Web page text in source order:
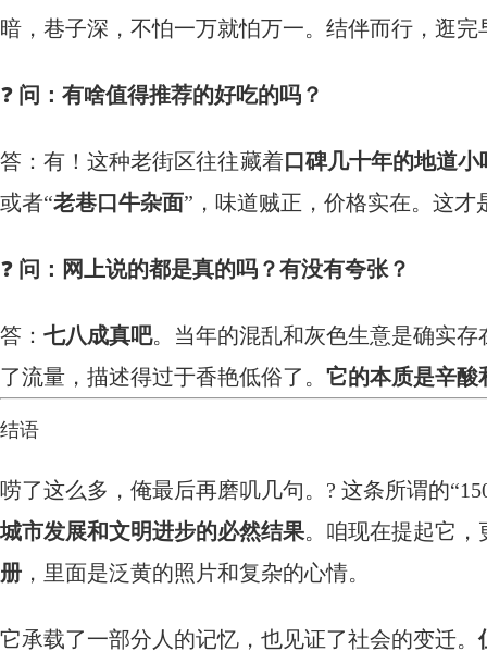
暗，巷子深，不怕一万就怕万一。结伴而行，逛完
❓ 问：有啥值得推荐的好吃的吗？
答：有！这种老街区往往藏着口碑几十年的地道小
或者“老巷口牛杂面”，味道贼正，价格实在。这才
❓ 问：网上说的都是真的吗？有没有夸张？
答： 七八成真吧。当年的混乱和灰色生意是确实
了流量，描述得过于香艳低俗了。 它的本质是辛酸
结语
唠了这么多，俺最后再磨叽几句。? 这条所谓的
城市发展和文明进步的必然结果。咱现在提起它，
册 ，里面是泛黄的照片和复杂的心情。
它承载了一部分人的记忆，也见证了社会的变迁。